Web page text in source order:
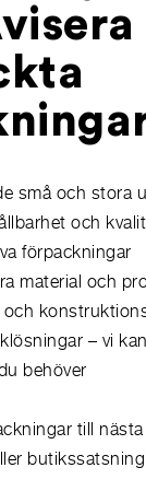
små och stora
och
förpackningar
material och
och
– vi
behöver
till